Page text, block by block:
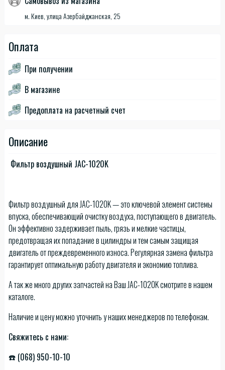
м. Киев, улица Азербайджанская, 25
Оплата
При получении
В магазине
Предоплата на расчетный счет
Описание
Фильтр воздушный JAC-1020K
Фильтр воздушный для JAC-1020K — это ключевой элемент системы
впуска, обеспечивающий очистку воздуха, поступающего в двигатель.
Он эффективно задерживает пыль, грязь и мелкие частицы,
предотвращая их попадание в цилиндры и тем самым защищая
двигатель от преждевременного износа. Регулярная замена фильтра
гарантирует оптимальную работу двигателя и экономию топлива.
А так же много других запчастей на Ваш JAC-1020K смотрите в нашем
каталоге.
Наличие и цену можно уточнить у наших менеджеров по телефонам.
Свяжитесь с нами:
☎️ (068) 950-10-10